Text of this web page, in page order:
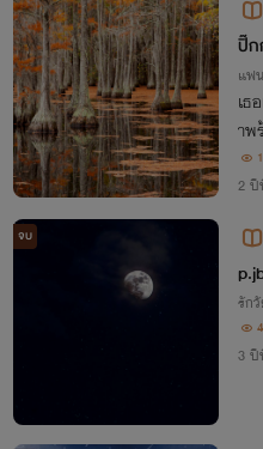
รี)
ปิ๊ก
แฟ
เธ
าพ
ก่
ยแ
2 ปี
จบ
รัก
3 ปี